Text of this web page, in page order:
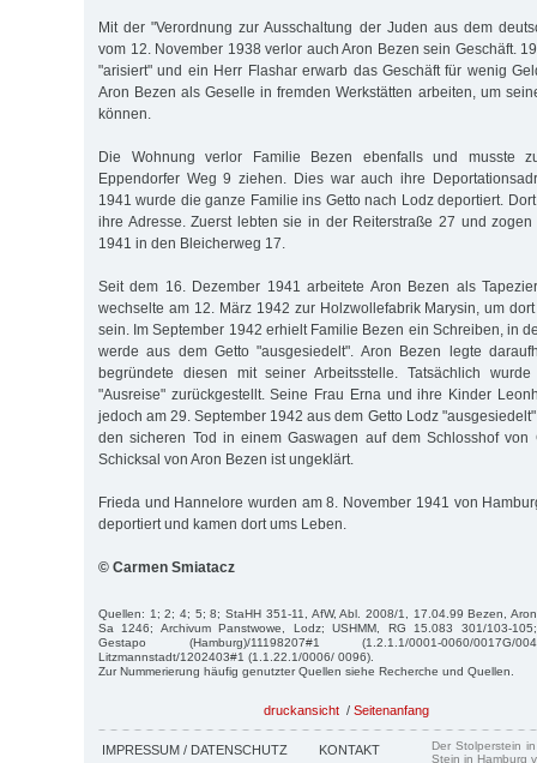
Mit der "Verordnung zur Ausschaltung der Juden aus dem
vom 12. November 1938 verlor auch Aron Bezen sein Geschäft.
"arisiert" und ein Herr Flashar erwarb das Geschäft für wenig
Aron Bezen als Geselle in fremden Werkstätten arbeiten, um
können.
Die Wohnung verlor Familie Bezen ebenfalls und musste
Eppendorfer Weg 9 ziehen. Dies war auch ihre
1941 wurde die ganze Familie ins Getto nach Lodz deportiert.
ihre Adresse. Zuerst lebten sie in der Reiterstraße 27 und
1941 in den Bleicherweg 17.
Seit dem 16. Dezember 1941 arbeitete Aron Bezen als
wechselte am 12. März 1942 zur Holzwollefabrik Marysin, um
sein. Im Sep­tem­ber 1942 erhielt Familie Bezen ein Schreiben, in
werde aus dem Getto "ausgesiedelt". Aron Bezen legte
begründete diesen mit seiner Arbeitsstelle. Tatsächlich
"Ausreise" zurückgestellt. Seine Frau Erna und ihre Kinder
jedoch am 29. Sep­tem­ber 1942 aus dem Getto Lodz
den sicheren Tod in einem Gaswagen auf dem Schlosshof von
Schick­sal von Aron Bezen ist ungeklärt.
Frieda und Hannelore wur­den am 8. November 1941 von
de­portiert und kamen dort ums Leben.
© Carmen Smiatacz
Quellen: 1; 2; 4; 5; 8; StaHH 351-11, AfW, Abl. 2008/1, 17.04.99 Bezen,
Sa 1246; Archivum Panstwowe, Lodz; USHMM, RG 15.083 301/103-105;
Gestapo (Hamburg)/11198207#1 (1.2.1.1/0001-0060/0017G/
Litzmannstadt/1202403#1 (1.1.22.1/0006/ 0096).
Zur Nummerierung häufig genutzter Quellen siehe Recherche und Quellen.
druckansicht / Seitenanfang
IMPRESSUM / DATENSCHUTZ KONTAKT
Der Stolperstein
Stein in Hamburg